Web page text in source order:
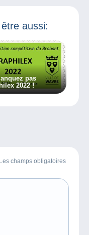
aussi:
pas
2022 !
champs obligatoires